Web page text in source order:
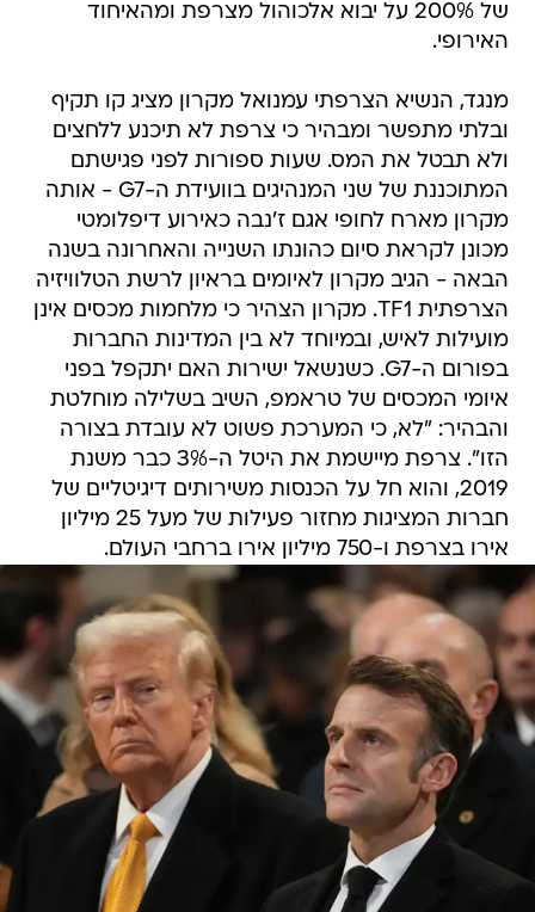
של 200% על יבוא אלכוהול מצרפת ומהאיחוד
האירופי.
מנגד, הנשיא הצרפתי עמנואל מקרון מציג קו תקיף
ובלתי מתפשר ומבהיר כי צרפת לא תיכנע ללחצים
ולא תבטל את המס. שעות ספורות לפני פגישתם
המתוכננת של שני המנהיגים בוועידת ה-G7 - אותה
מקרון מארח לחופי אגם ז'נבה כאירוע דיפלומטי
מכונן לקראת סיום כהונתו השנייה והאחרונה בשנה
הבאה - הגיב מקרון לאיומים בראיון לרשת הטלוויזיה
הצרפתית TF1. מקרון הצהיר כי מלחמות מכסים אינן
מועילות לאיש, ובמיוחד לא בין המדינות החברות
בפורום ה-G7. כשנשאל ישירות האם יתקפל בפני
איומי המכסים של טראמפ, השיב בשלילה מוחלטת
והבהיר: "לא, כי המערכת פשוט לא עובדת בצורה
הזו". צרפת מיישמת את היטל ה-3% כבר משנת
2019, והוא חל על הכנסות משירותים דיגיטליים של
חברות המציגות מחזור פעילות של מעל 25 מיליון
אירו בצרפת ו-750 מיליון אירו ברחבי העולם.